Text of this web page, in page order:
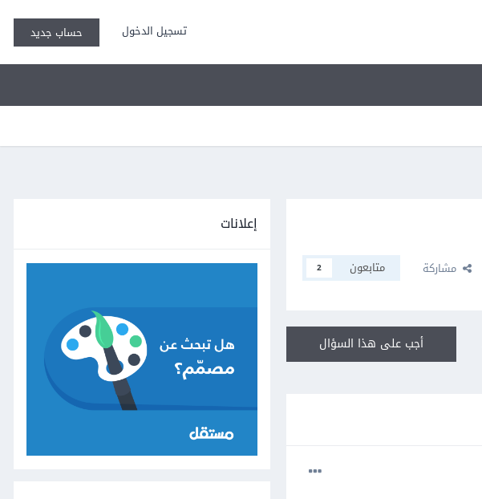
تسجيل الدخول حساب جديد
مشاركة متابعون 2
أجب على هذا السؤال
إعلانات